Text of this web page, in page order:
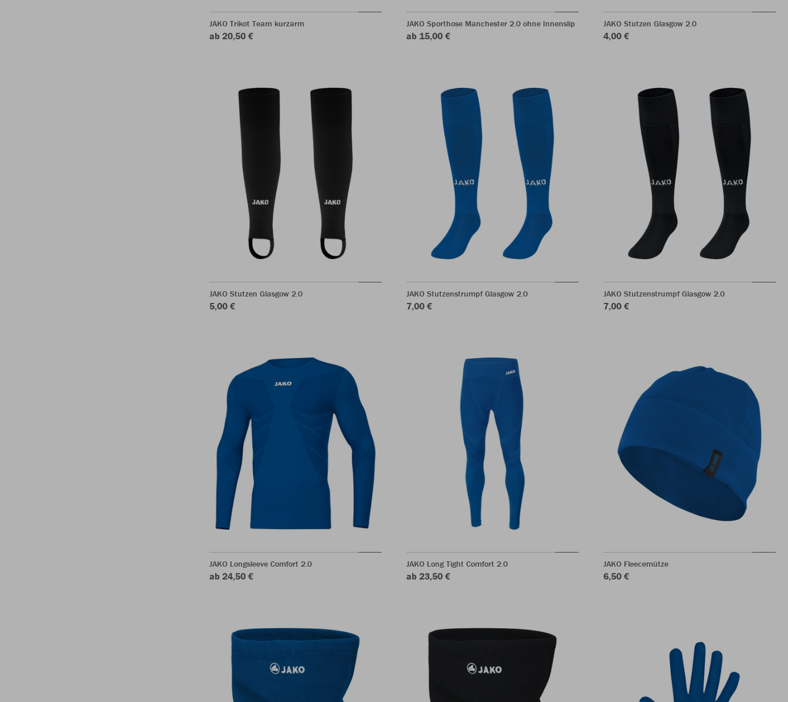
JAKO Trikot Team kurzarm
ab 20,50 €
JAKO Sporthose Manchester 2.0 ohne Innenslip
ab 15,00 €
JAKO Stutzen Glasgow 2.0
4,00 €
JAKO Stutzen Glasgow 2.0
5,00 €
JAKO Stutzenstrumpf Glasgow 2.0
7,00 €
JAKO Stutzenstrumpf Glasgow 2.0
7,00 €
JAKO Longsleeve Comfort 2.0
ab 24,50 €
JAKO Long Tight Comfort 2.0
ab 23,50 €
JAKO Fleecemütze
6,50 €